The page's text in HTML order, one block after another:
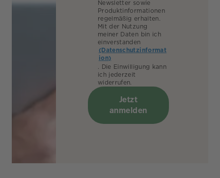
Newsletter sowie
Produktinformationen
regelmäßig erhalten.
Mit der Nutzung
meiner Daten bin ich
einverstanden
(Datenschutzinformat
ion)
. Die Einwilligung kann
ich jederzeit
widerrufen.
Jetzt
anmelden